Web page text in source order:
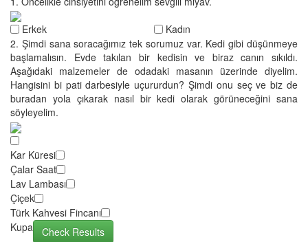
Erkek
Kadın
2. Şimdi sana soracağımız tek sorumuz var. Kedi gibi düşünmeye
başlamalısın. Evde takılan bir kedisin ve biraz canın sıkıldı.
Aşağıdaki malzemeler de odadaki masanın üzerinde diyelim.
Hangisini bi pati darbesiyle uçururdun? Şimdi onu seç ve biz de
buradan yola çıkarak nasıl bir kedi olarak görüneceğini sana
söyleyelim.
Kar Küresi
Çalar Saat
Lav Lambası
Çiçek
Türk Kahvesi Fincanı
Kupa
Check Results